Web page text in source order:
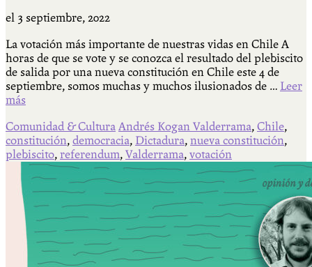
el 3 septiembre, 2022
La votación más importante de nuestras vidas en Chile A
horas de que se vote y se conozca el resultado del plebiscito
de salida por una nueva constitución en Chile este 4 de
septiembre, somos muchas y muchos ilusionados de … Leer
más
Comunidad & Cultura Andrés Kogan Valderrama, Chile,
constitución, democracia, Dictadura, nueva constitución,
plebiscito, referendum, Valderrama, votación